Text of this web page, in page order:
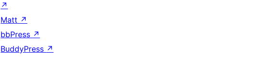
↗
Matt ↗
bbPress ↗
BuddyPress ↗